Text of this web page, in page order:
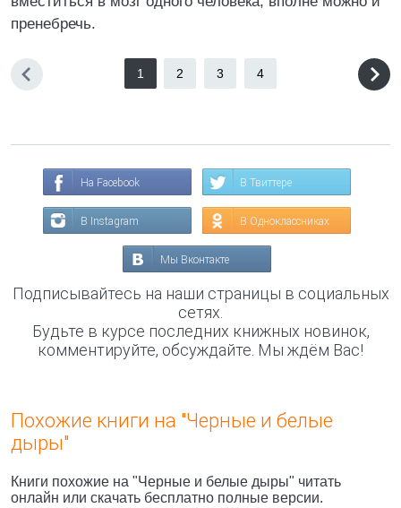
пренебречь.
1 2 3 4
На Facebook В Твиттере
В Instagram В Одноклассниках
Мы Вконтакте
Подписывайтесь на наши страницы в социальных
сетях.
Будьте в курсе последних книжных новинок,
комментируйте, обсуждайте. Мы ждём Вас!
Похожие книги на "Черные и белые
дыры"
Книги похожие на "Черные и белые дыры" читать
онлайн или скачать бесплатно полные версии.